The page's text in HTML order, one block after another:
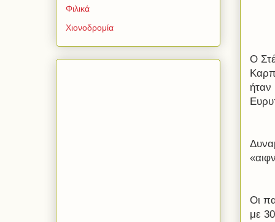
Ο
Οι
με
Φιλικά
Χιονοδρομία